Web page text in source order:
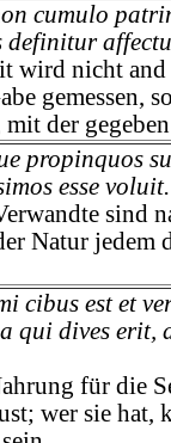
cumulo
definitur
wird nicht and
gemessen,
mit der
propinquos
esse voluit.
sind
Natur jedem
cibus est et
qui dives erit,
für die
wer sie hat,